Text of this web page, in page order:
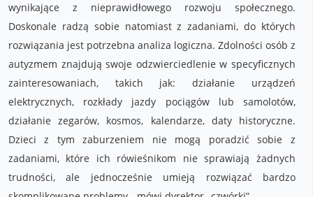
wynikające z nieprawidłowego rozwoju społecznego.
Doskonale radzą sobie natomiast z zadaniami, do których
rozwiązania jest potrzebna analiza logiczna. Zdolności osób z
autyzmem znajdują swoje odzwierciedlenie w specyficznych
zainteresowaniach, takich jak: działanie urządzeń
elektrycznych, rozkłady jazdy pociągów lub samolotów,
działanie zegarów, kosmos, kalendarze, daty historyczne.
Dzieci z tym zaburzeniem nie mogą poradzić sobie z
zadaniami, które ich rówieśnikom nie sprawiają żadnych
trudności, ale jednocześnie umieją rozwiązać bardzo